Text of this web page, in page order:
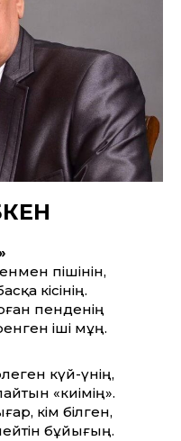
пішінін,
кісінің.
пенденің
іші мұң.
күй-үнің,
«киімің».
кім білген,
бұйығың.